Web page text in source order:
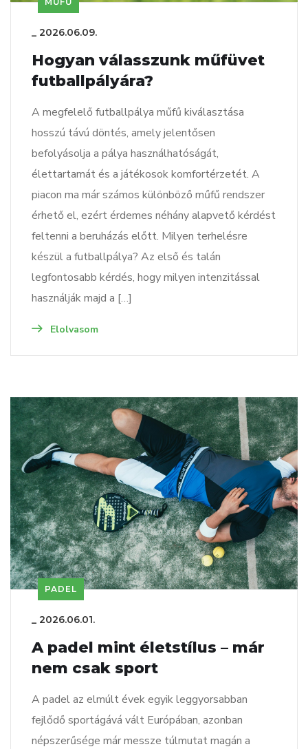
_ 2026.06.09.
Hogyan válasszunk műfüvet
futballpályára?
A megfelelő futballpálya műfű kiválasztása
hosszú távú döntés, amely jelentősen
befolyásolja a pálya használhatóságát,
élettartamát és a játékosok komfortérzetét. A
piacon ma már számos különböző műfű rendszer
érhető el, ezért érdemes néhány alapvető kérdést
feltenni a beruházás előtt. Milyen terhelésre
készül a futballpálya? Az első és talán
legfontosabb kérdés, hogy milyen intenzitással
használják majd a […]
Elolvasom
PADEL
_ 2026.06.01.
A padel mint életstílus – már
nem csak sport
A padel az elmúlt évek egyik leggyorsabban
fejlődő sportágává vált Európában, azonban
népszerűsége már messze túlmutat magán a